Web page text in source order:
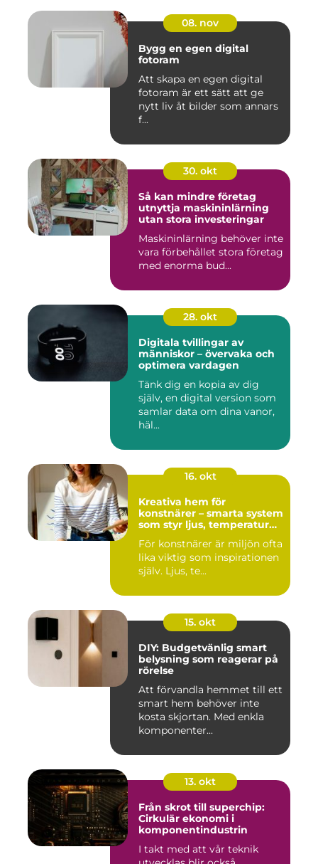
08. nov
Bygg en egen digital
fotoram
Att skapa en egen digital
fotoram är ett sätt att ge
nytt liv åt bilder som annars
f...
30. okt
Så kan mindre företag
utnyttja maskininlärning
utan stora investeringar
Maskininlärning behöver inte
vara förbehållet stora företag
med enorma bud...
28. okt
Digitala tvillingar av
människor – övervaka och
optimera vardagen
Tänk dig en kopia av dig
själv, en digital version som
samlar data om dina vanor,
häl...
16. okt
Kreativa hem för
konstnärer – smarta system
som styr ljus, temperatur
För konstnärer är miljön ofta
lika viktig som inspirationen
själv. Ljus, te...
15. okt
DIY: Budgetvänlig smart
belysning som reagerar på
rörelse
Att förvandla hemmet till ett
smart hem behöver inte
kosta skjortan. Med enkla
komponenter...
13. okt
Från skrot till superchip:
Cirkulär ekonomi i
komponentindustrin
I takt med att vår teknik